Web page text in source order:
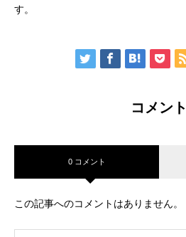
す。
コメント
0 コメント
この記事へのコメントはありません。